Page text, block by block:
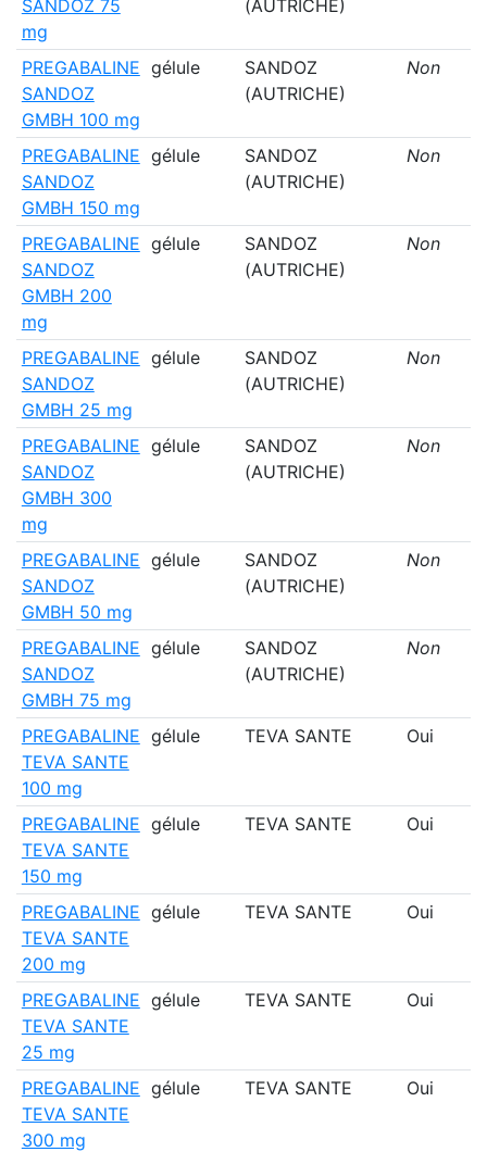
SANDOZ 75
mg
(AUTRICHE)
PREGABALINE
SANDOZ
GMBH 100 mg
gélule
SANDOZ
(AUTRICHE)
Non
PREGABALINE
SANDOZ
GMBH 150 mg
gélule
SANDOZ
(AUTRICHE)
Non
PREGABALINE
SANDOZ
GMBH 200
mg
gélule
SANDOZ
(AUTRICHE)
Non
PREGABALINE
SANDOZ
GMBH 25 mg
gélule
SANDOZ
(AUTRICHE)
Non
PREGABALINE
SANDOZ
GMBH 300
mg
gélule
SANDOZ
(AUTRICHE)
Non
PREGABALINE
SANDOZ
GMBH 50 mg
gélule
SANDOZ
(AUTRICHE)
Non
PREGABALINE
SANDOZ
GMBH 75 mg
gélule
SANDOZ
(AUTRICHE)
Non
PREGABALINE
TEVA SANTE
100 mg
gélule TEVA SANTE Oui
PREGABALINE
TEVA SANTE
150 mg
gélule TEVA SANTE Oui
PREGABALINE
TEVA SANTE
200 mg
gélule TEVA SANTE Oui
PREGABALINE
TEVA SANTE
25 mg
gélule TEVA SANTE Oui
PREGABALINE
TEVA SANTE
300 mg
gélule TEVA SANTE Oui